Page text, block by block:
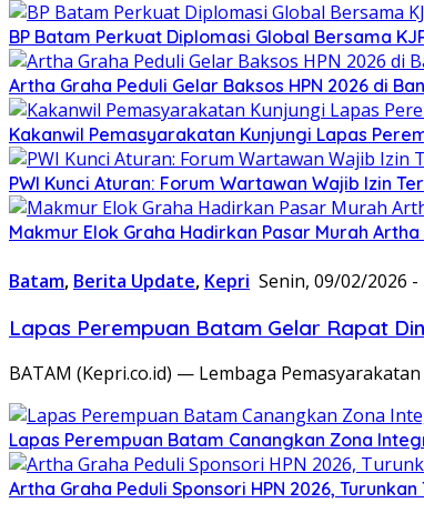
BP Batam Perkuat Diplomasi Global Bersama
Artha Graha Peduli Gelar Baksos HPN 2026 di
Kakanwil Pemasyarakatan Kunjungi Lapas
PWI Kunci Aturan: Forum Wartawan Wajib Izin
Makmur Elok Graha Hadirkan Pasar Murah
Batam, Berita Update, Kepri Senin, 09/02/2026 -
Lapas Perempuan Batam Gelar Rapat
BATAM (Kepri.co.id) — Lembaga
Lapas Perempuan Batam Canangkan Zona
Artha Graha Peduli Sponsori HPN 2026,